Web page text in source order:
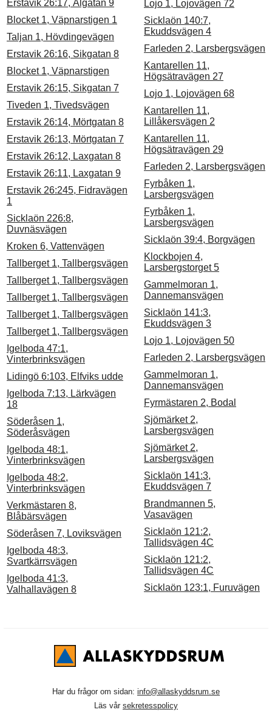
Erstavik 26:17, Ålgatan 9
Blocket 1, Väpnarstigen 1
Taljan 1, Hövdingevägen
Erstavik 26:16, Sikgatan 8
Blocket 1, Väpnarstigen
Erstavik 26:15, Sikgatan 7
Tiveden 1, Tivedsvägen
Erstavik 26:14, Mörtgatan 8
Erstavik 26:13, Mörtgatan 7
Erstavik 26:12, Laxgatan 8
Erstavik 26:11, Laxgatan 9
Erstavik 26:245, Fidravägen
1
Sicklaön 226:8,
Duvnäsvägen
Kroken 6, Vattenvägen
Tallberget 1, Tallbergsvägen
Tallberget 1, Tallbergsvägen
Tallberget 1, Tallbergsvägen
Tallberget 1, Tallbergsvägen
Tallberget 1, Tallbergsvägen
Igelboda 47:1,
Vinterbrinksvägen
Lidingö 6:103, Elfviks udde
Igelboda 7:13, Lärkvägen
18
Söderåsen 1,
Söderåsvägen
Igelboda 48:1,
Vinterbrinksvägen
Igelboda 48:2,
Vinterbrinksvägen
Verkmästaren 8,
Blåbärsvägen
Söderåsen 7, Loviksvägen
Igelboda 48:3,
Svartkärrsvägen
Igelboda 41:3,
Valhallavägen 8
Lojo 1, Lojovägen 72
Sicklaön 140:7,
Ekuddsvägen 4
Farleden 2, Larsbergsvägen
Kantarellen 11,
Högsätravägen 27
Lojo 1, Lojovägen 68
Kantarellen 11,
Lillåkersvägen 2
Kantarellen 11,
Högsätravägen 29
Farleden 2, Larsbergsvägen
Fyrbåken 1,
Larsbergsvägen
Fyrbåken 1,
Larsbergsvägen
Sicklaön 39:4, Borgvägen
Klockbojen 4,
Larsbergstorget 5
Gammelmoran 1,
Dannemansvägen
Sicklaön 141:3,
Ekuddsvägen 3
Lojo 1, Lojovägen 50
Farleden 2, Larsbergsvägen
Gammelmoran 1,
Dannemansvägen
Fyrmästaren 2, Bodal
Sjömärket 2,
Larsbergsvägen
Sjömärket 2,
Larsbergsvägen
Sicklaön 141:3,
Ekuddsvägen 7
Brandmannen 5,
Vasavägen
Sicklaön 121:2,
Tallidsvägen 4C
Sicklaön 121:2,
Tallidsvägen 4C
Sicklaön 123:1, Furuvägen
Har du frågor om sidan: info@allaskyddsrum.se
Läs vår sekretesspolicy